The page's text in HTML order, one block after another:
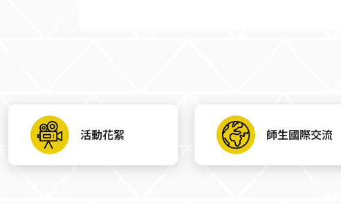
活動花絮 師生國際交流